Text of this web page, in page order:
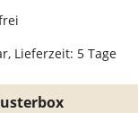
Lieferzeit: 5 Tage